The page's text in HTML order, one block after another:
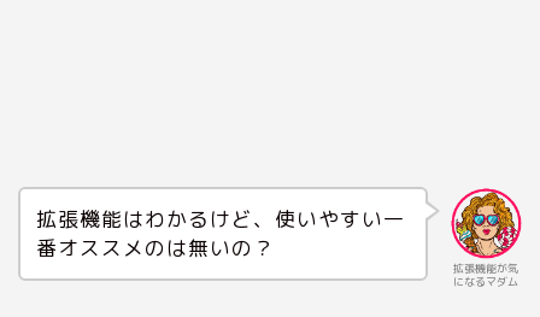
拡張機能が気
になるマダム
拡張機能はわかるけど、使いやすい一
番オススメのは無いの？